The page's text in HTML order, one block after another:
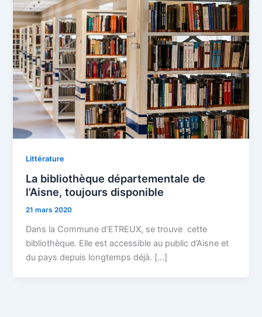
Littérature
La bibliothèque départementale de
l’Aisne, toujours disponible
21 mars 2020
Dans la Commune d’ETREUX, se trouve cette
bibliothèque. Elle est accessible au public d’Aisne et
du pays depuis longtemps déjà. […]